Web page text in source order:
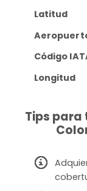
Latitud
Código
Longitud
Tips para